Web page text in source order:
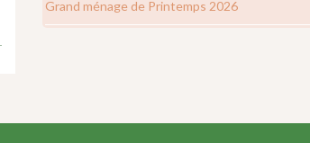
Grand ménage de Printemps 2026